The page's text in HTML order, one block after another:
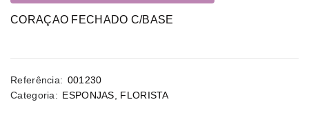
CORAÇAO FECHADO C/BASE
Referência: 001230
Categoria: ESPONJAS FLORISTA